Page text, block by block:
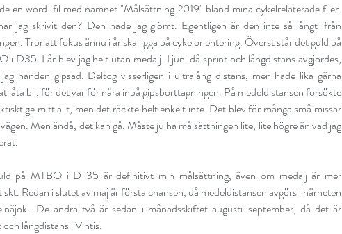
en word-fil med namnet "Målsättning 2019" bland mina cykelrelaterade filer.
jag skrivit den? Den hade jag glömt. Egentligen är den inte så långt ifrån
Tror att fokus ännu i år ska ligga på cykelorientering. Överst står det guld på
i D35. I år blev jag helt utan medalj. I juni då sprint och långdistans avgjordes,
handen gipsad. Deltog visserligen i ultralång distans, men hade lika gärna
låta bli, för det var för nära inpå gipsborttagningen. På medeldistansen försökte
ge mitt allt, men det räckte helt enkelt inte. Det blev för många små missar
Men ändå, det kan gå. Måste ju ha målsättningen lite, lite högre än vad jag
på MTBO i D 35 är definitivt min målsättning, även om medalj är mer
Redan i slutet av maj är första chansen, då medeldistansen avgörs i närheten
De andra två är sedan i månadsskiftet augusti-september, då det är
långdistans i Vihtis.